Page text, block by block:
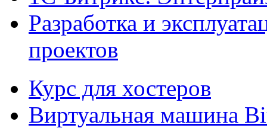
Разработка и
проектов
Курс для хостеров
Виртуальная машина